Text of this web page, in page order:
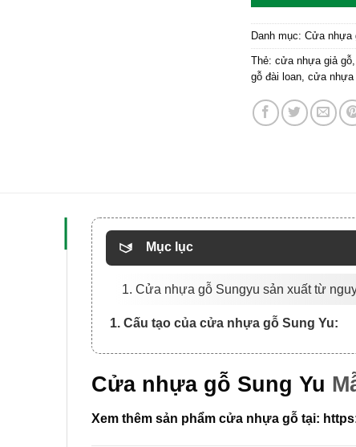
Danh mục:Cửa nhựa
Thẻ:cửa nhựa giả gỗ
gỗ đài loan,cửa nhựa
Mục lục
1. Cửa nhựa gỗ Sungyu sản xuất từ
1. Cấu tạo của cửa nhựa gỗ Sung Yu:
Cửa nhựa gỗ Sung Yu
Xem thêm sản phẩm cửa nhựa gỗ tại: